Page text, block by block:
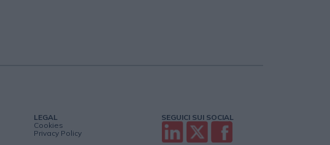
LEGAL
Cookies
Privacy Policy
SEGUICI SUI SOCIAL